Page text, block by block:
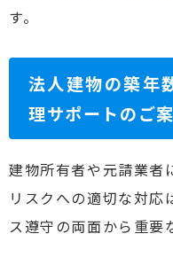
す。
法人建物の築年
理サポートのご
建物所有者や元請業者
リスクへの適切な対応
ス遵守の両面から重要